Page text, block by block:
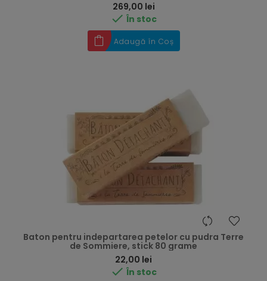
269,00 lei
 În stoc
Adaugă în Coș
Baton pentru indepartarea petelor cu pudra Terre
de Sommiere, stick 80 grame
22,00 lei
 În stoc